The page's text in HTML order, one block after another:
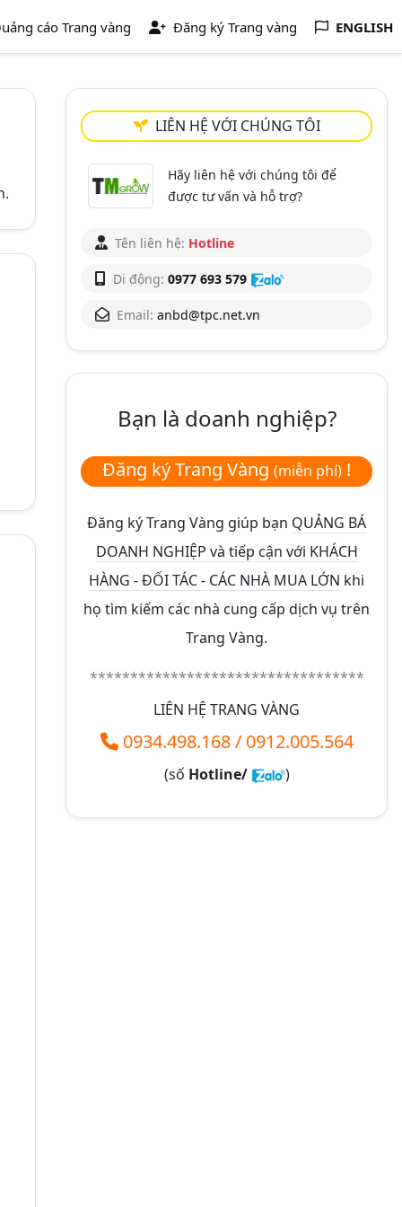
cáo Trang vàng Đăng ký Trang vàng ENGLISH
LIÊN HỆ VỚI CHÚNG TÔI
Hãy liên hệ với chúng tôi để
được tư vấn và hỗ trợ?
Tên liên hệ: Hotline
Di động: 0977 693 579
Email: anbd@tpc.net.vn
Bạn là doanh nghiệp?
Đăng ký Trang Vàng (miễn phí) !
Đăng ký Trang Vàng giúp bạn QUẢNG BÁ
DOANH NGHIỆP và tiếp cận với KHÁCH
HÀNG - ĐỐI TÁC - CÁC NHÀ MUA LỚN khi
họ tìm kiếm các nhà cung cấp dịch vụ trên
Trang Vàng.
**********************************
LIÊN HỆ TRANG VÀNG
0934.498.168/ 0912.005.564
(số Hotline/ )